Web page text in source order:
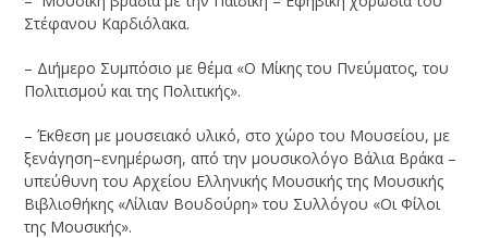
Στέφανου Καρδιόλακα.
– Διήμερο Συμπόσιο με θέμα «Ο Μίκης του Πνεύματος, του
Πολιτισμού και της Πολιτικής».
– Έκθεση με μουσειακό υλικό, στο χώρο του Μουσείου, με
ξενάγηση–ενημέρωση, από την μουσικολόγο Βάλια Βράκα –
υπεύθυνη του Αρχείου Ελληνικής Μουσικής της Μουσικής
Βιβλιοθήκης «Λίλιαν Βουδούρη» του Συλλόγου «Οι Φίλοι
της Μουσικής».